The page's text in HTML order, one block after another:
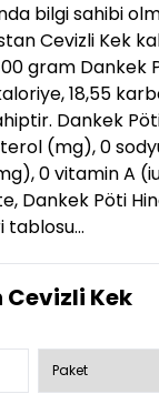
bilgi sahibi
Cevizli Kek
gram Dankek
18,55
Dankek
(mg), 0
0 vitamin A
Dankek Pöti
tablosu…
Kek